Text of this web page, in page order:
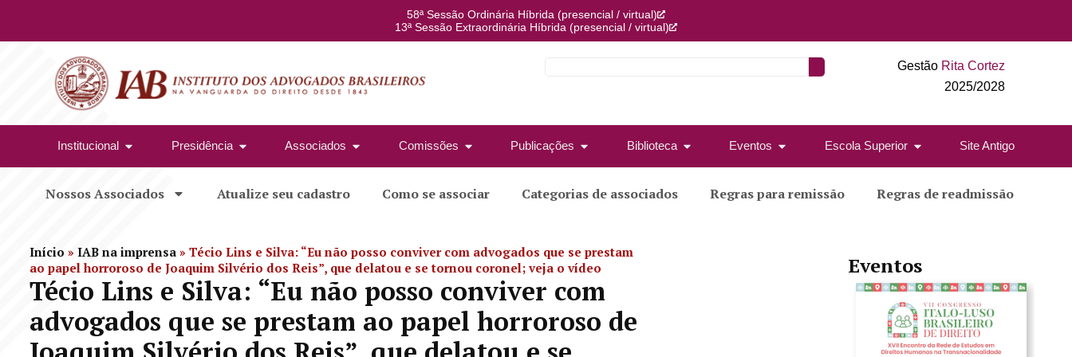
58ª Sessão Ordinária Híbrida (presencial / virtual)
13ª Sessão Extraordinária Híbrida (presencial / virtual)
Gestão Rita Cortez
2025/2028
Institucional Presidência Associados Comissões Publicações Biblioteca Eventos Escola Superior Site Antigo
Nossos Associados Atualize seu cadastro Como se associar Categorias de associados Regras para remissão Regras de readmissão
Início » IAB na imprensa » Técio Lins e Silva: “Eu não posso conviver com advogados que se prestam
ao papel horroroso de Joaquim Silvério dos Reis”, que delatou e se tornou coronel; veja o vídeo
Técio Lins e Silva: “Eu não posso conviver com
advogados que se prestam ao papel horroroso de
Eventos